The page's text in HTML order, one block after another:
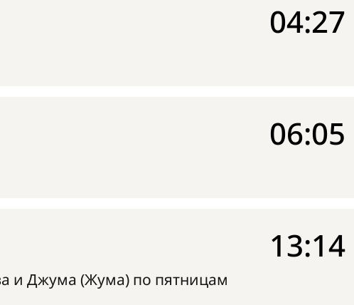
04:27
06:05
и Джума (Жума) по пятницам
13:14